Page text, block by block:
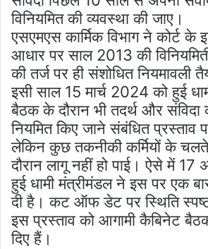
विनियमित की व्यवस्था की जाए।
एसएमएस कार्मिक विभाग ने कोर्ट के
आधार पर साल 2013 की
की तर्ज पर ही संशोधित नियमावली
इसी साल 15 मार्च 2024 को हुई
बैठक के दौरान भी तदर्थ और संविदा
नियमित किए जाने संबंधित प्रस्ताव
लेकिन कुछ तकनीकी कर्मियों के
दौरान लागू नहीं हो पाई। ऐसे में
हुई धामी मंत्रीमंडल ने इस पर एक
दी है। कट ऑफ डेट पर स्थिति
इस प्रस्ताव को आगामी कैबिनेट
दिए हैं।